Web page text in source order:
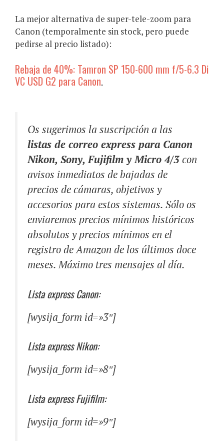
La mejor alternativa de super-tele-zoom para
Canon (temporalmente sin stock, pero puede
pedirse al precio listado):
Rebaja de 40%: Tamron SP 150-600 mm f/5-6.3 Di
VC USD G2 para Canon.
Os sugerimos la suscripción a las
listas de correo express para Canon
Nikon, Sony, Fujifilm y Micro 4/3con
avisos inmediatos de bajadas de
precios de cámaras, objetivos y
accesorios para estos sistemas. Sólo os
enviaremos precios mínimos históricos
absolutos y precios mínimos en el
registro de Amazon de los últimos doce
meses. Máximo tres mensajes al día.
Lista express Canon:
[wysija_form id=»3″]
Lista express Nikon:
[wysija_form id=»8″]
Lista express Fujifilm:
[wysija_form id=»9″]